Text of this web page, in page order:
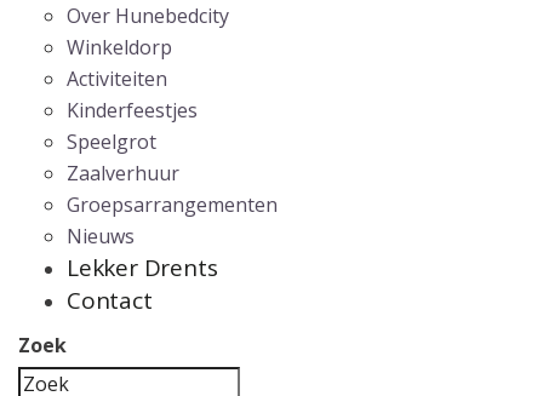
Over Hunebedcity
Winkeldorp
Activiteiten
Kinderfeestjes
Speelgrot
Zaalverhuur
Groepsarrangementen
Nieuws
Lekker Drents
Contact
Zoek